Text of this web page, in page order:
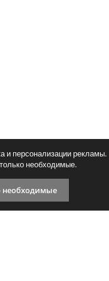
и персонализации рекламы.
необходимые.
необходимые